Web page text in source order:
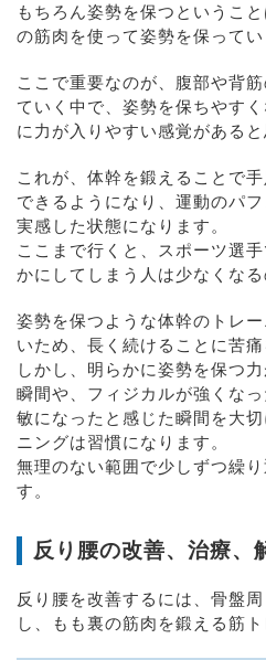
もちろん姿勢を保つというこ
の筋肉を使って姿勢を保ってい
ここで重要なのが、腹部や背
ていく中で、姿勢を保ちやす
に力が入りやすい感覚があると
これが、体幹を鍛えることで
できるようになり、運動のパ
実感した状態になります。
ここまで行くと、スポーツ選
かにしてしまう人は少なくなる
姿勢を保つような体幹のトレ
いため、長く続けることに苦
しかし、明らかに姿勢を保つ
瞬間や、フィジカルが強くな
敏になったと感じた瞬間を大
ニングは習慣になります。
無理のない範囲で少しずつ繰
す。
反り腰の改善、治療、
反り腰を改善するには、骨盤
し、もも裏の筋肉を鍛える筋ト